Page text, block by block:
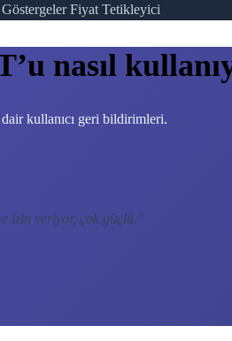
Fiyat Tetikleyici
nasıl
kullanıcı geri bildirimleri.
izin veriyor, çok güçlü."